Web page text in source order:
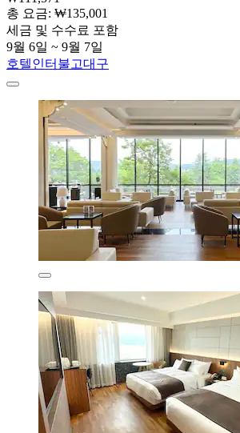
총 요금: ₩135,001
세금 및 수수료 포함
9월 6일 ~ 9월 7일
호텔인터불고대구